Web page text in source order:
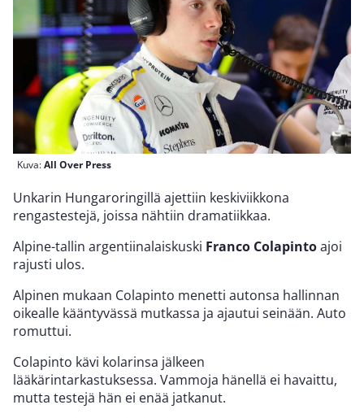
Kuva:All Over Press
Unkarin Hungaroringillä ajettiin keskiviikkona
rengastestejä, joissa nähtiin dramatiikkaa.
Alpine-tallin argentiinalaiskuski Franco Colapintoajoi
rajusti ulos.
Alpinen mukaan Colapinto menetti autonsa hallinnan
oikealle kääntyvässä mutkassa ja ajautui seinään. Auto
romuttui.
Colapinto kävi kolarinsa jälkeen
lääkärintarkastuksessa. Vammoja hänellä ei havaittu,
mutta testejä hän ei enää jatkanut.